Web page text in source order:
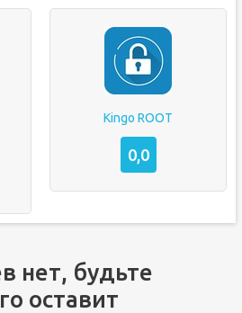
Kingo ROOT
0,0
нет, будьте
оставит